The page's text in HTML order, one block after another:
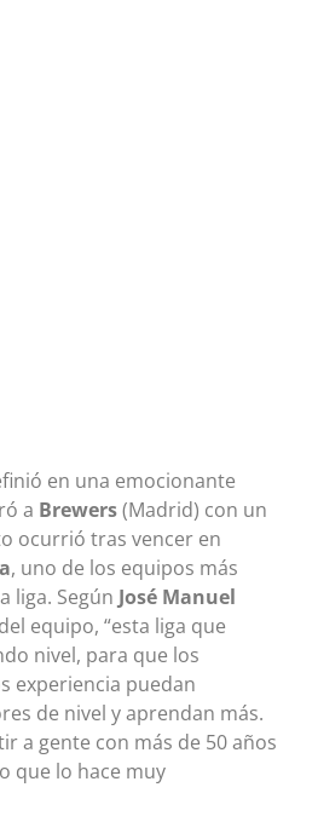
en una emocionante
a Brewers(Madrid) con un
ocurrió tras vencer en
, uno de los equipos más
liga. Según José Manuel
equipo, “esta liga que
nivel, para que los
experiencia puedan
de nivel y aprendan más.
a gente con más de 50 años
que lo hace muy